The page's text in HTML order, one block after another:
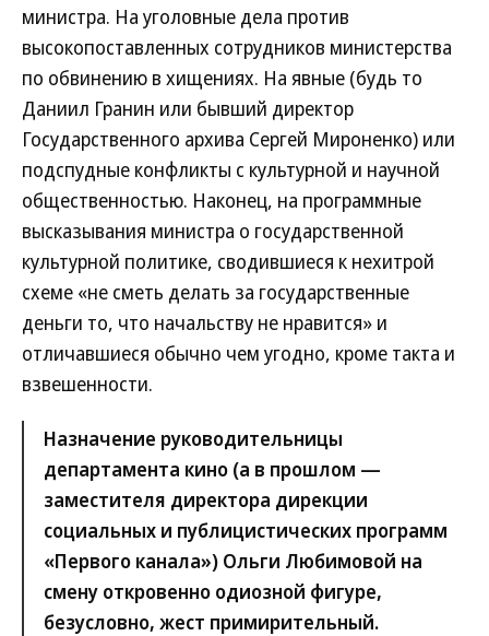
министра. На уголовные дела против
высокопоставленных сотрудников министерства
по обвинению в хищениях. На явные (будь то
Даниил Гранин или бывший директор
Государственного архива Сергей Мироненко) или
подспудные конфликты с культурной и научной
общественностью. Наконец, на программные
высказывания министра о государственной
культурной политике, сводившиеся к нехитрой
схеме «не сметь делать за государственные
деньги то, что начальству не нравится» и
отличавшиеся обычно чем угодно, кроме такта и
взвешенности.
Назначение руководительницы
департамента кино (а в прошлом —
заместителя директора дирекции
социальных и публицистических программ
«Первого канала») Ольги Любимовой на
смену откровенно одиозной фигуре,
безусловно, жест примирительный.